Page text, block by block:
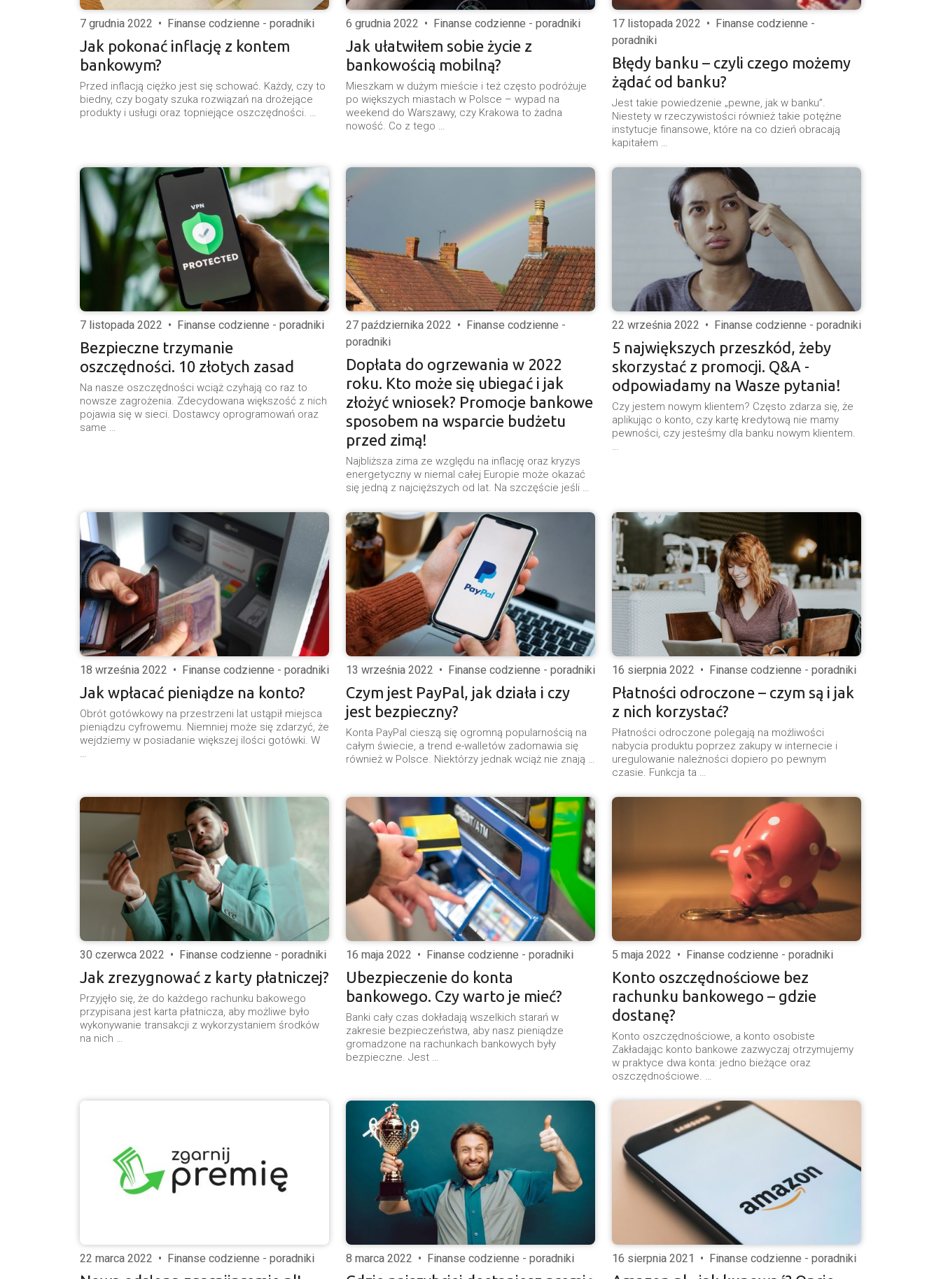
7 grudnia 2022 • Finanse codzienne - poradniki
Jak pokonać inflację z kontem
bankowym?
Przed inflacją ciężko jest się schować. Każdy, czy to
biedny, czy bogaty szuka rozwiązań na drożejące
produkty i usługi oraz topniejące oszczędności. …
6 grudnia 2022 • Finanse codzienne - poradniki
Jak ułatwiłem sobie życie z
bankowością mobilną?
Mieszkam w dużym mieście i też często podróżuje
po większych miastach w Polsce – wypad na
weekend do Warszawy, czy Krakowa to żadna
nowość. Co z tego …
17 listopada 2022 •
Finanse codzienne -
poradniki
Błędy banku – czyli czego możemy
żądać od banku?
Jest takie powiedzenie „pewne, jak w banku”.
Niestety w rzeczywistości również takie potężne
instytucje finansowe, które na co dzień obracają
kapitałem …
7 listopada 2022 • Finanse codzienne - poradniki
Bezpieczne trzymanie
oszczędności. 10 złotych zasad
Na nasze oszczędności wciąż czyhają co raz to
nowsze zagrożenia. Zdecydowana większość z nich
pojawia się w sieci. Dostawcy oprogramowań oraz
same …
27 października 2022 •
Finanse codzienne -
poradniki
Dopłata do ogrzewania w 2022
roku. Kto może się ubiegać i jak
złożyć wniosek? Promocje bankowe
sposobem na wsparcie budżetu
przed zimą!
Najbliższa zima ze względu na inflację oraz kryzys
energetyczny w niemal całej Europie może okazać
się jedną z najcięższych od lat. Na szczęście jeśli …
22 września 2022 • Finanse codzienne - poradniki
5 największych przeszkód, żeby
skorzystać z promocji. Q&A -
odpowiadamy na Wasze pytania!
Czy jestem nowym klientem? Często zdarza się, że
aplikując o konto, czy kartę kredytową nie mamy
pewności, czy jesteśmy dla banku nowym klientem.
…
18 września 2022 • Finanse codzienne - poradniki
Jak wpłacać pieniądze na konto?
Obrót gotówkowy na przestrzeni lat ustąpił miejsca
pieniądzu cyfrowemu. Niemniej może się zdarzyć, że
wejdziemy w posiadanie większej ilości gotówki. W
…
13 września 2022 • Finanse codzienne - poradniki
Czym jest PayPal, jak działa i czy
jest bezpieczny?
Konta PayPal cieszą się ogromną popularnością na
całym świecie, a trend e-walletów zadomawia się
również w Polsce. Niektórzy jednak wciąż nie znają …
16 sierpnia 2022 • Finanse codzienne - poradniki
Płatności odroczone – czym są i jak
z nich korzystać?
Płatności odroczone polegają na możliwości
nabycia produktu poprzez zakupy w internecie i
uregulowanie należności dopiero po pewnym
czasie. Funkcja ta …
30 czerwca 2022 • Finanse codzienne - poradniki
Jak zrezygnować z karty płatniczej?
Przyjęło się, że do każdego rachunku bakowego
przypisana jest karta płatnicza, aby możliwe było
wykonywanie transakcji z wykorzystaniem środków
na nich …
16 maja 2022 • Finanse codzienne - poradniki
Ubezpieczenie do konta
bankowego. Czy warto je mieć?
Banki cały czas dokładają wszelkich starań w
zakresie bezpieczeństwa, aby nasz pieniądze
gromadzone na rachunkach bankowych były
bezpieczne. Jest …
5 maja 2022 • Finanse codzienne - poradniki
Konto oszczędnościowe bez
rachunku bankowego – gdzie
dostanę?
Konto oszczędnościowe, a konto osobiste
Zakładając konto bankowe zazwyczaj otrzymujemy
w praktyce dwa konta: jedno bieżące oraz
oszczędnościowe. …
22 marca 2022 • Finanse codzienne - poradniki 8 marca 2022 • Finanse codzienne - poradniki 16 sierpnia 2021 • Finanse codzienne - poradniki